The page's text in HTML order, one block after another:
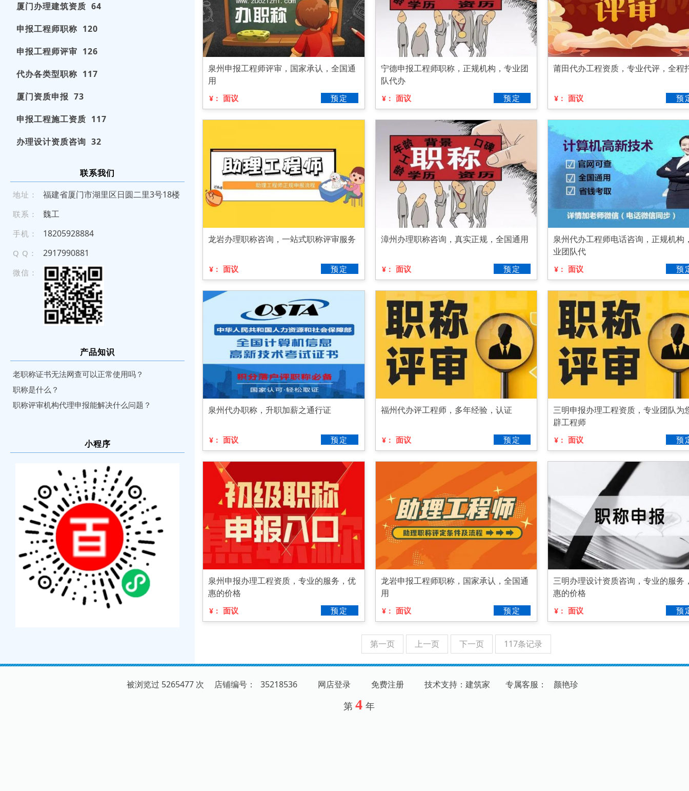
厦门办理建筑资质 64
申报工程师职称 120
申报工程师评审 126
代办各类型职称 117
厦门资质申报 73
申报工程施工资质 117
办理设计资质咨询 32
联系我们
地址： 福建省厦门市湖里区日圆二里3号18楼
联系： 魏工
手机： 1 820 5 9 288 84
Q Q： 2917990881
微信：
产品知识
老职称证书无法网查可以正常使用吗？
职称是什么？
职称评审机构代理申报能解决什么问题？
小程序
泉州申报工程师评审，国家承认，全国通
用
¥： 面议 预定
宁德申报工程师职称，正规机构，专业团
队代办
¥： 面议 预定
莆田代办工程资质，专业代评，全程
¥： 面议 预
龙岩办理职称咨询，一站式职称评审服务
¥： 面议 预定
漳州办理职称咨询，真实正规，全国通用
¥： 面议 预定
泉州代办工程师电话咨询，正规机构
业团队代
¥： 面议 预
泉州代办职称，升职加薪之通行证
¥： 面议 预定
福州代办评工程师，多年经验，认证
¥： 面议 预定
三明申报办理工程资质，专业团队为
辟工程师
¥： 面议 预
泉州申报办理工程资质，专业的服务，优
惠的价格
¥： 面议 预定
龙岩申报工程师职称，国家承认，全国通
用
¥： 面议 预定
三明办理设计资质咨询，专业的服务
惠的价格
¥： 面议 预
第一页 上一页 下一页 117条记录
被浏览过 5265477 次 店铺编号： 35218536 网店登录 免费注册 技术支持：建筑家 专属客服 ： 颜艳珍
第 4 年